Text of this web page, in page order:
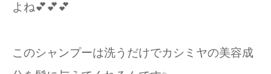
よね💕︎💕︎💕︎
このシャンプーは洗うだけでカシミヤの美容成